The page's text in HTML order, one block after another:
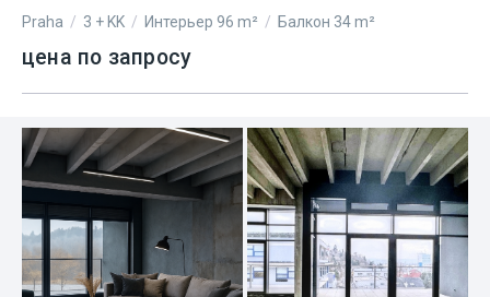
Praha / 3 + KK / Интерьер 96 m² / Балкон 34 m²
цена по запросу